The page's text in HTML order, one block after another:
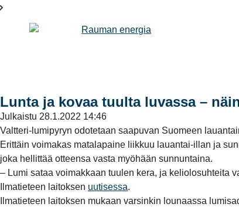
Lunta ja kovaa tuulta luvassa –
Julkaistu 28.1.2022 14:46
Valtteri-lumipyryn odotetaan saapuvan Suomeen
Erittäin voimakas matalapaine liikkuu lauantai-illan ja
joka hellittää otteensa vasta myöhään sunnuntaina.
– Lumi sataa voimakkaan tuulen kera, ja keliolosuhteita
Ilmatieteen laitoksen uutisessa.
Ilmatieteen laitoksen mukaan varsinkin lounaassa